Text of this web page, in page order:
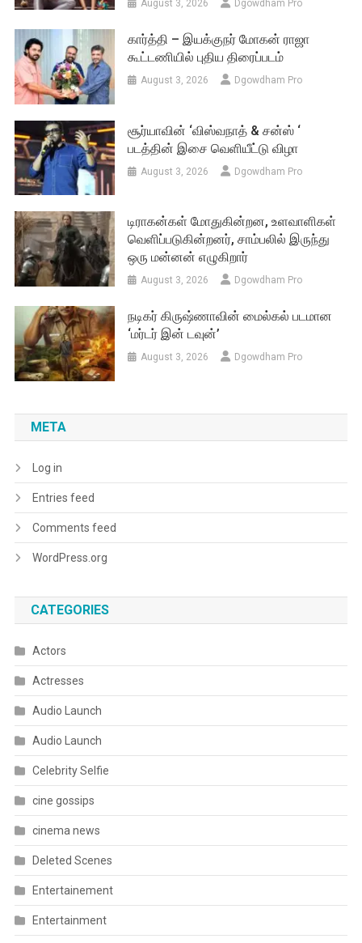
August 3, 2026 Dgowdham Pro
கார்த்தி – இயக்குநர் மோகன் ராஜா
கூட்டணியில் புதிய திரைப்படம்
August 3, 2026 Dgowdham Pro
சூர்யாவின் ‘விஸ்வநாத் & சன்ஸ் ‘
படத்தின் இசை வெளியீட்டு விழா
August 3, 2026 Dgowdham Pro
டிராகன்கள் மோதுகின்றன, உளவாளிகள்
வெளிப்படுகின்றனர், சாம்பலில் இருந்து
ஒரு மன்னன் எழுகிறார்
August 3, 2026 Dgowdham Pro
நடிகர் கிருஷ்ணாவின் மைல்கல் படமான
‘மர்டர் இன் டவுன்’
August 3, 2026 Dgowdham Pro
META
Log in
Entries feed
Comments feed
WordPress.org
CATEGORIES
Actors
Actresses
Audio Launch
Audio Launch
Celebrity Selfie
cine gossips
cinema news
Deleted Scenes
Entertainement
Entertainment